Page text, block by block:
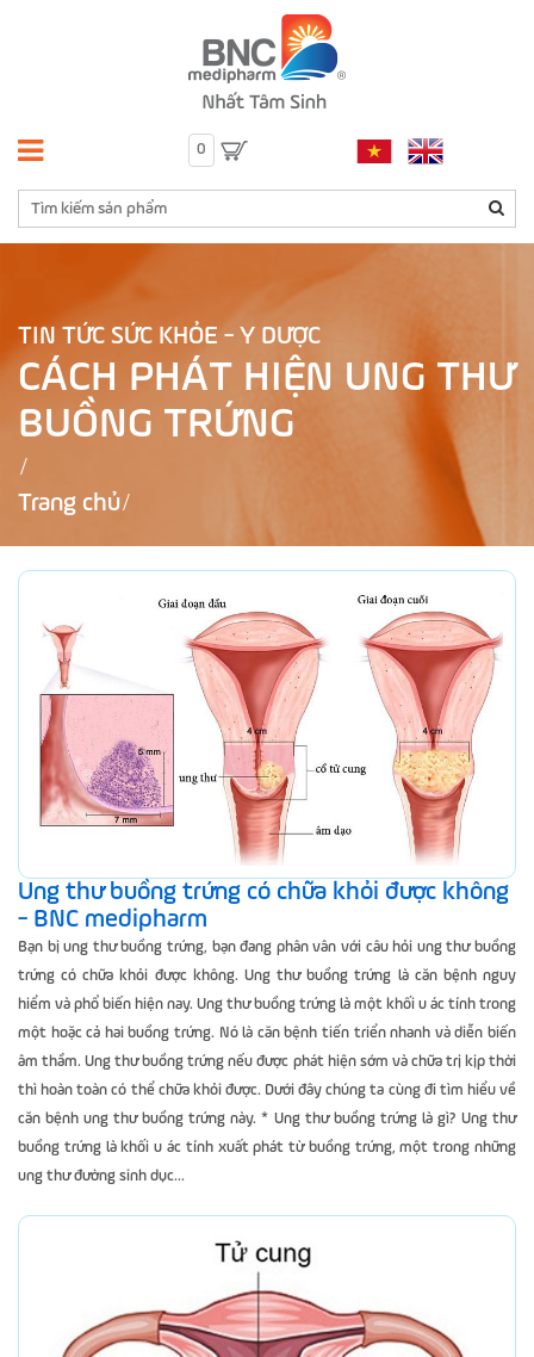
0
TIN TỨC SỨC KHỎE - Y DƯỢC
CÁCH PHÁT HIỆN UNG THƯ
BUỒNG TRỨNG
Trang chủ
Ung thư buồng trứng có chữa khỏi được không
- BNC medipharm
Bạn bị ung thư buồng trứng, bạn đang phân vân với câu hỏi ung thư buồng
trứng có chữa khỏi được không. Ung thư buồng trứng là căn bệnh nguy
hiểm và phổ biến hiện nay. Ung thư buồng trứng là một khối u ác tính trong
một hoặc cả hai buồng trứng. Nó là căn bệnh tiến triển nhanh và diễn biến
âm thầm. Ung thư buồng trứng nếu được phát hiện sớm và chữa trị kịp thời
thì hoàn toàn có thể chữa khỏi được. Dưới đây chúng ta cùng đi tìm hiểu về
căn bệnh ung thư buồng trứng này. * Ung thư buồng trứng là gì? Ung thư
buồng trứng là khối u ác tính xuất phát từ buồng trứng, một trong những
ung thư đường sinh dục...